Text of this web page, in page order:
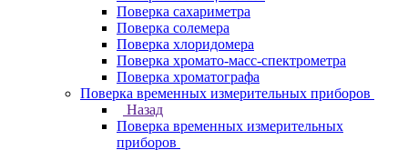
Поверка сахариметра
Поверка солемера
Поверка хлоридомера
Поверка хромато-масс-спектрометра
Поверка хроматографа
Поверка временных измерительных приборов
Назад
Поверка временных измерительных
приборов